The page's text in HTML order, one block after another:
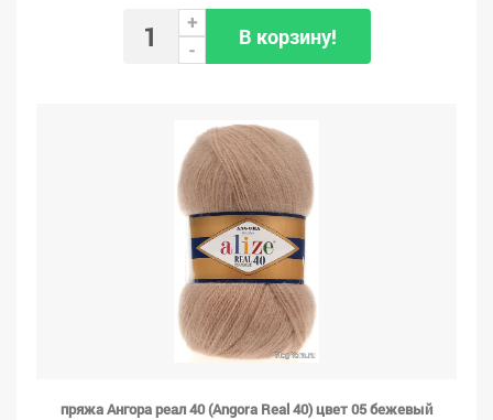
+
-
В корзину!
пряжа Ангора реал 40 (Angora Real 40) цвет 05 бежевый